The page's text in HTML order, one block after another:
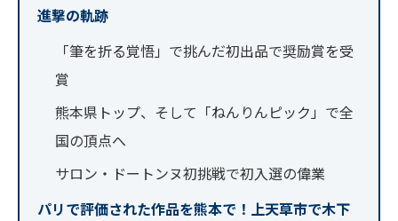
進撃の軌跡
「筆を折る覚悟」で挑んだ初出品で奨励賞を受
賞
熊本県トップ、そして「ねんりんピック」で全
国の頂点へ
サロン・ドートンヌ初挑戦で初入選の偉業
パリで評価された作品を熊本で！上天草市で木下